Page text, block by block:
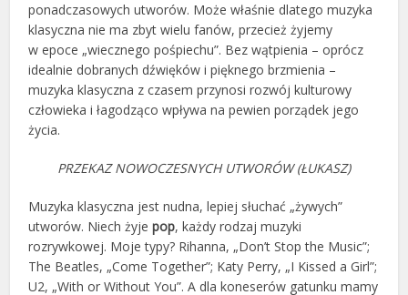
ponadczasowych utworów. Może właśnie dlatego muzyka
klasyczna nie ma zbyt wielu fanów, przecież żyjemy
w epoce „wiecznego pośpiechu”. Bez wątpienia – oprócz
idealnie dobranych dźwięków i pięknego brzmienia –
muzyka klasyczna z czasem przynosi rozwój kulturowy
człowieka i łagodząco wpływa na pewien porządek jego
życia.
PRZEKAZ NOWOCZESNYCH UTWORÓW (ŁUKASZ)
Muzyka klasyczna jest nudna, lepiej słuchać „żywych”
utworów. Niech żyjepop, każdy rodzaj muzyki
rozrywkowej. Moje typy? Rihanna, „Don’t Stop the Music”;
The Beatles, „Come Together”; Katy Perry, „I Kissed a Girl”;
U2, „With or Without You”. A dla koneserów gatunku mamy